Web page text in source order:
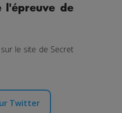
l'épreuve de
le site de Secret
Twitter